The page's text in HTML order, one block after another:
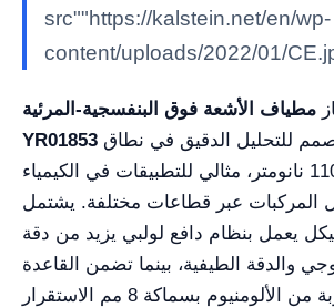
src""https://kalstein.net/en/wp-
content/uploads/2022/01/
مطياف الأشعة فوق البنفسجية-المرئية UV-VIS
YR01853
190 إلى 1100 نانومتر، مثالي للتطبيقات في الكيمياء
المركبات عبر قطاعات مختلفة. يشتمل
يعمل بنظام دافع لولبي يزيد من دقة
والدقة الطيفية، بينما تضمن القاعدة
البصرية المصبوبة من الألومنيوم بسماكة 8 مم الاستقرار